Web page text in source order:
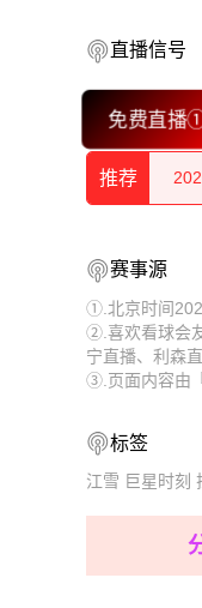
直播信号
免费直播①
推荐
赛事源
①.北京时间
②.喜欢看球会
宁直播、利森
③.页面内容由
标签
江雪 巨星时刻